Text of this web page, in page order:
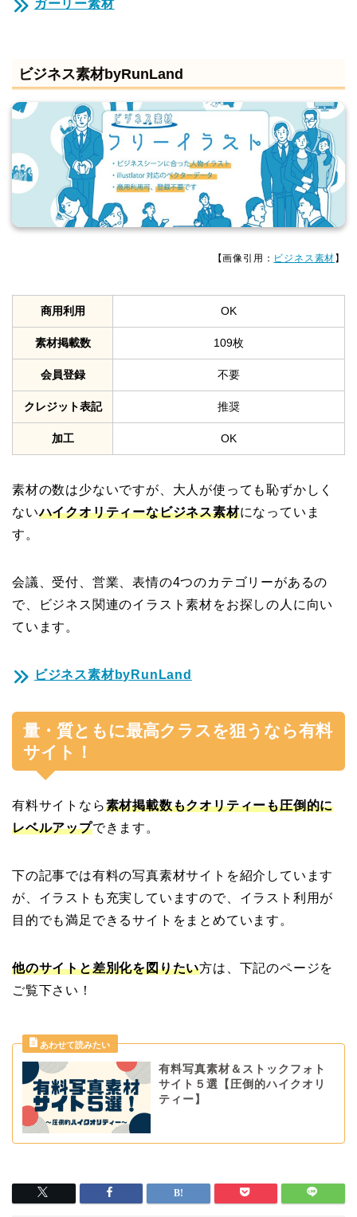
ガーリー素材
ビジネス素材byRunLand
【画像引用： ビジネス素材】
商用利用 OK
素材掲載数 109枚
会員登録 不要
クレジット表記 推奨
加工 OK
素材の数は少ないですが、大人が使っても恥ずかしく
ないハイクオリティーなビジネス素材になっていま
す。
会議、受付、営業、表情の4つのカテゴリーがあるの
で、ビジネス関連のイラスト素材をお探しの人に向い
ています。
ビジネス素材byRunLand
量・質ともに最高クラスを狙うなら有料
サイト！
有料サイトなら素材掲載数もクオリティーも圧倒的に
レベルアップできます。
下の記事では有料の写真素材サイトを紹介しています
が、イラストも充実していますので、イラスト利用が
目的でも満足できるサイトをまとめています。
他のサイトと差別化を図りたい方は、下記のページを
ご覧下さい！
有料写真素材＆ストックフォト
サイト５選【圧倒的ハイクオリ
ティー】